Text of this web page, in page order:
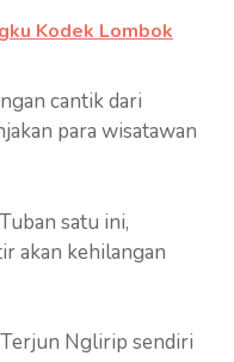
Kodek Lombok
cantik dari
para wisatawan
satu ini,
akan kehilangan
Nglirip sendiri